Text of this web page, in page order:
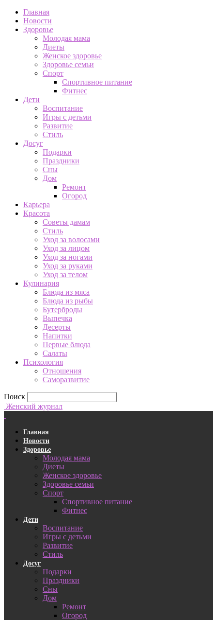
Главная
Новости
Здоровье
Молодая мама
Диеты
Женское здоровье
Здоровье семьи
Спорт
Спортивное питание
Фитнес
Дети
Воспитание
Игры с детьми
Развитие
Стиль
Досуг
Подарки
Праздники
Сны
Дом
Ремонт
Огород
Карьера
Красота
Советы дамам
Стиль
Уход за волосами
Уход за лицом
Уход за ногами
Уход за руками
Уход за телом
Кулинария
Блюда из мяса
Блюда из рыбы
Бутерброды
Выпечка
Десерты
Напитки
Первые блюда
Салаты
Психология
Отношения
Саморазвитие
Поиск
Женский журнал
Главная
Новости
Здоровье
Молодая мама
Диеты
Женское здоровье
Здоровье семьи
Спорт
Спортивное питание
Фитнес
Дети
Воспитание
Игры с детьми
Развитие
Стиль
Досуг
Подарки
Праздники
Сны
Дом
Ремонт
Огород